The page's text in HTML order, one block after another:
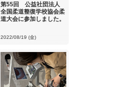
第55回 公益社団法人
全国柔道整復学校協会柔
道大会に参加しました。
2022/08/19 (金)